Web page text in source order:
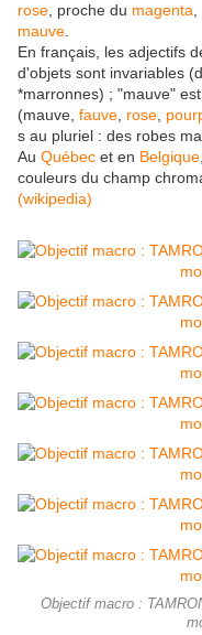
rose , proche du magenta
mauve
En français, les adjectifs
d'objets sont invariables
*marronnes) ; "mauve"
(mauve, fauve rose
s au pluriel : des robes
Au Québec et en Belgique
couleurs du champ
(wikipedia)
Objectif macro :